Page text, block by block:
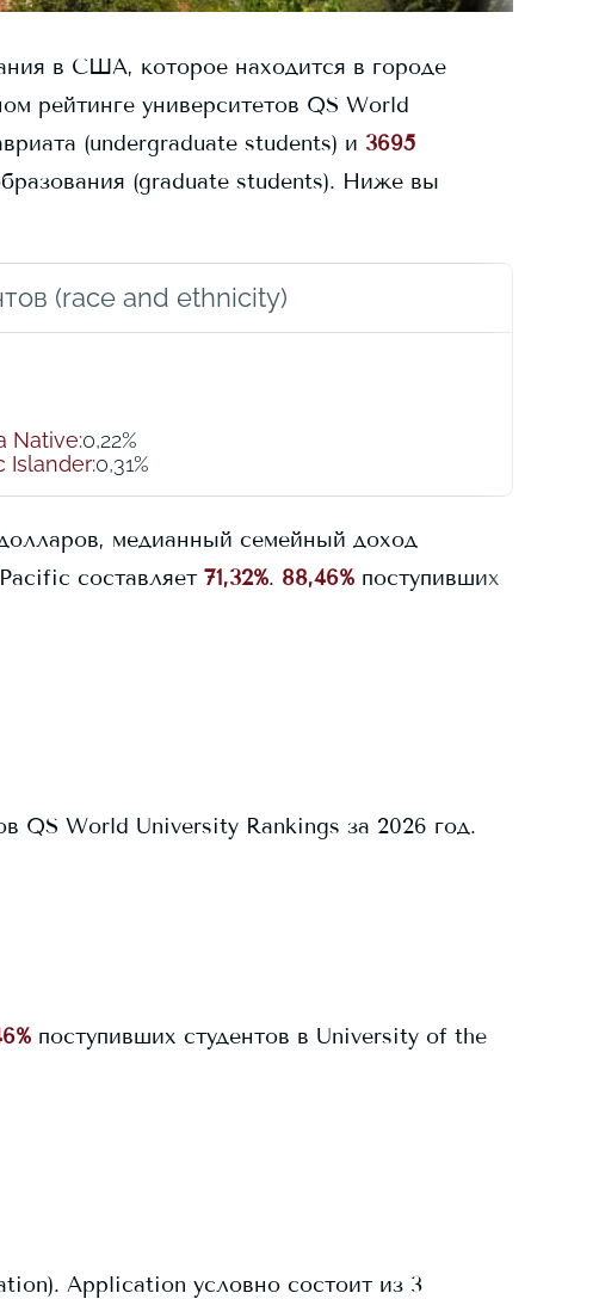
в США, которое находится в городе
рейтинге университетов QS World
(undergraduate students) и 3695
(graduate students). Ниже вы
(race and ethnicity)
Native:0,22%
Islander:0,31%
медианный семейный доход
составляет 71,32%. 88,46% поступивших
QS World University Rankings за 2026 год.
поступивших студентов в University of the
Application условно состоит из 3